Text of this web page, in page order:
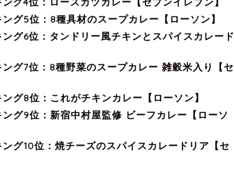
グ5位：8種具材のスープカレー【ローソン】
グ6位：タンドリー風チキンとスパイスカレード
グ7位：8種野菜のスープカレー 雑穀米入り【セ
グ8位：これがチキンカレー【ローソン】
グ9位：新宿中村屋監修 ビーフカレー【ローソ
グ10位：焼チーズのスパイスカレードリア【セ